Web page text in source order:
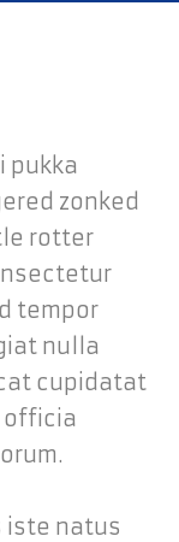
pukka
zonked
rotter
tempor
nulla
cupidatat
officia
iste natus